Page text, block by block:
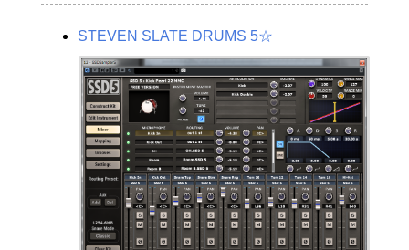
STEVEN SLATE DRUMS 5☆